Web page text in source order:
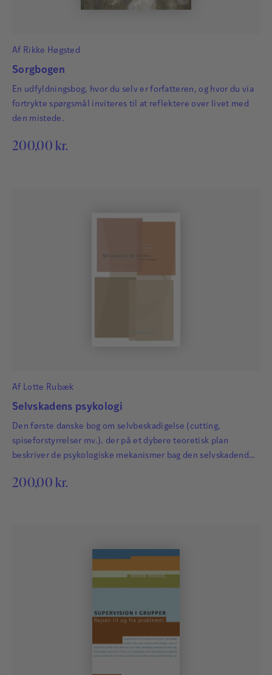
Af Rikke Høgsted
Sorgbogen
En udfyldningsbog, hvor du selv er forfatteren, og hvor du via
fortrykte spørgsmål inviteres til at reflektere over livet med
den mistede.
200,00 kr.
Af Lotte Rubæk
Selvskadens psykologi
Den første danske bog om selvbeskadigelse (cutting,
spiseforstyrrelser mv.). der på et dybere teoretisk plan
beskriver de psykologiske mekanismer bag den selvskadende
200,00 kr.